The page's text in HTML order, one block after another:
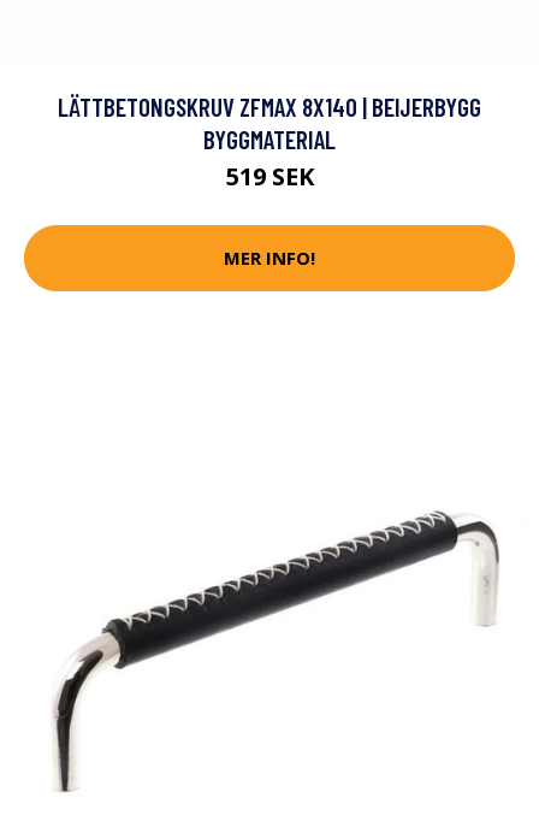
LÄTTBETONGSKRUV ZFMAX 8X140 | BEIJERBYGG
BYGGMATERIAL
519 SEK
MER INFO!